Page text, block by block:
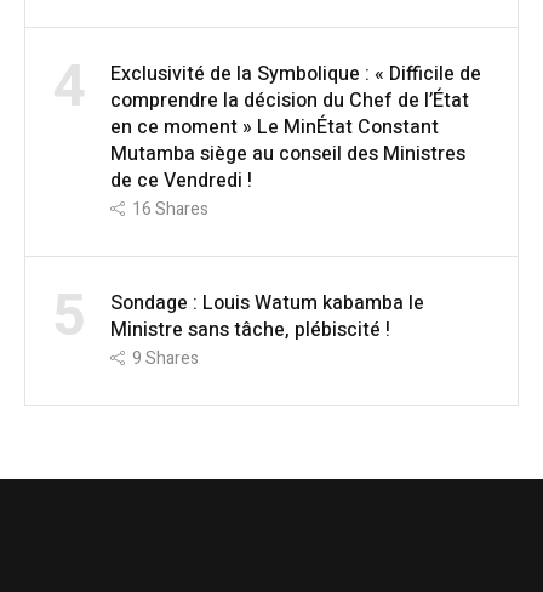
4
Exclusivité de la Symbolique : « Difficile de
comprendre la décision du Chef de l’État
en ce moment » Le MinÉtat Constant
Mutamba siège au conseil des Ministres
de ce Vendredi !
16Shares
5
Sondage : Louis Watum kabamba le
Ministre sans tâche, plébiscité !
9Shares